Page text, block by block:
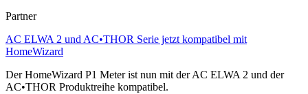
Partner
AC ELWA 2 und AC•THOR Serie jetzt kompatibel mit
HomeWizard
Der HomeWizard P1 Meter ist nun mit der AC ELWA 2 und der
AC•THOR Produktreihe kompatibel.